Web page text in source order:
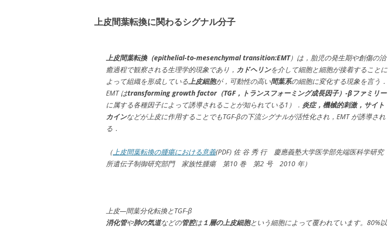
上皮間葉転換に関わるシグナル分子
上皮間葉転換（epithelial-to-mesenchymal transition:EMT）は，胎児の発生期や創傷の治
癒過程で観察される生理学的現象であり， カドヘリンを介して細胞と細胞が接着することに
よって組織を形成している上皮細胞が，可動性の高い間葉系の細胞に変化する現象を言う．
EMT はtransforming growth factor（TGF，トランスフォーミング成長因子）-βファミリー
に属する各種因子によって誘導されることが知られている1）． 炎症，機械的刺激，サイト
カインなどが上皮に作用することでもTGF-βの下流シグナルが活性化され，EMT が誘導され
る．
（上皮間葉転換の腫瘍における意義(PDF) 佐 谷 秀 行 慶應義塾大学医学部先端医科学研究
所遺伝子制御研究部門 家族性腫瘍 第10 巻 第2 号 2010 年）
上皮—間葉分化転換とTGF-β
消化管や肺の気道などの管腔は１層の上皮細胞という細胞によって覆われています。80%以